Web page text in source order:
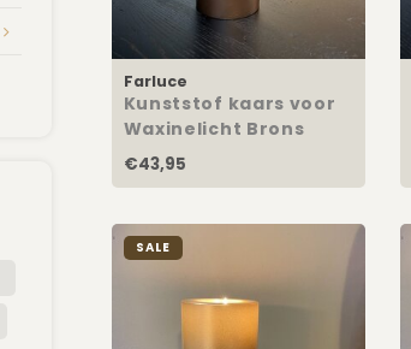
Farluce
Kunststof kaars voor
Waxinelicht Brons
10x12
€43,95
SALE